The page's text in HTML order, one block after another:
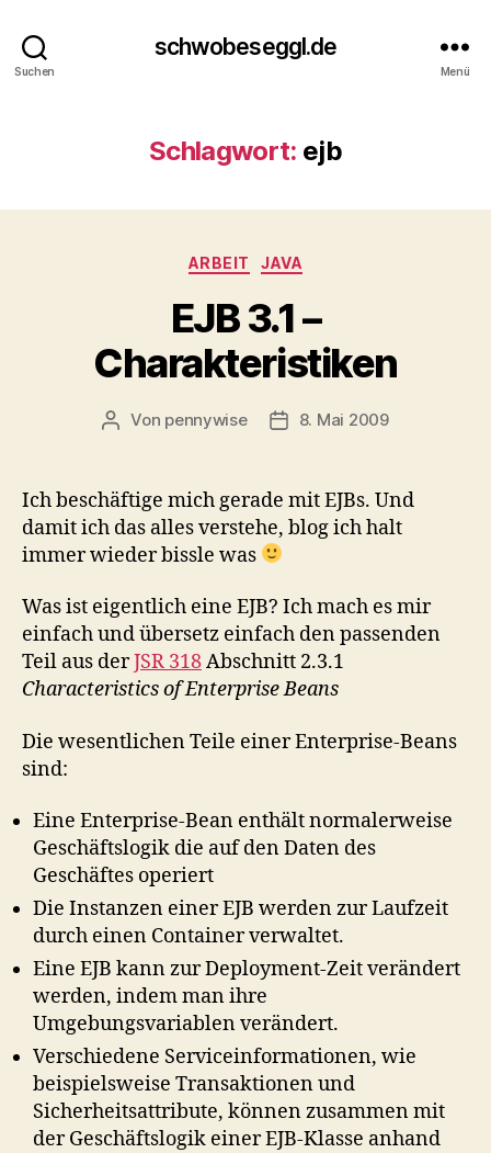
Suchen
schwobeseggl.de
Menü
Schlagwort: ejb
Kategorien
ARBEIT JAVA
EJB 3.1 –
Charakteristiken
Beitragsautor
Von pennywise Veröffentlichungsdatum
8. Mai 2009
Ich beschäftige mich gerade mit EJBs. Und
damit ich das alles verstehe, blog ich halt
immer wieder bissle was
Was ist eigentlich eine EJB? Ich mach es mir
einfach und übersetz einfach den passenden
Teil aus derJSR 318Abschnitt 2.3.1
Characteristics of Enterprise Beans
Die wesentlichen Teile einer Enterprise-Beans
sind:
Eine Enterprise-Bean enthält normalerweise
Geschäftslogik die auf den Daten des
Geschäftes operiert
Die Instanzen einer EJB werden zur Laufzeit
durch einen Container verwaltet.
Eine EJB kann zur Deployment-Zeit verändert
werden, indem man ihre
Umgebungsvariablen verändert.
Verschiedene Serviceinformationen, wie
beispielsweise Transaktionen und
Sicherheitsattribute, können zusammen mit
der Geschäftslogik einer EJB-Klasse anhand